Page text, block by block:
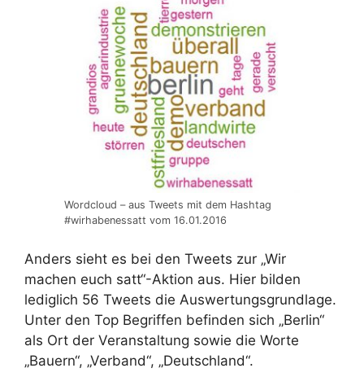
Wordcloud – aus Tweets mit dem Hashtag
#wirhabenessatt vom 16.01.2016
Anders sieht es bei den Tweets zur „Wir
machen euch satt“-Aktion aus. Hier bilden
lediglich 56 Tweets die Auswertungsgrundlage.
Unter den Top Begriffen befinden sich „Berlin“
als Ort der Veranstaltung sowie die Worte
„Bauern“, „Verband“, „Deutschland“.